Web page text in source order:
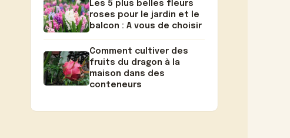
Les 5 plus belles fleurs
roses pour le jardin et le
balcon : A vous de choisir
Comment cultiver des
fruits du dragon à la
maison dans des
conteneurs